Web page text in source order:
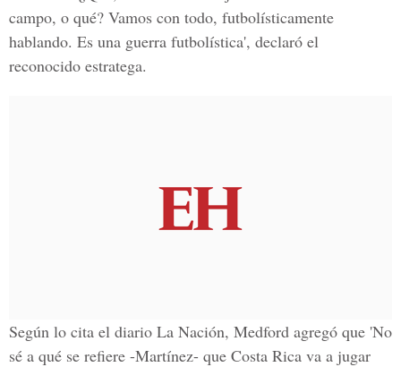
campo, o qué? Vamos con todo, futbolísticamente
hablando. Es una guerra futbolística', declaró el
reconocido estratega.
Según lo cita el diario La Nación, Medford agregó que 'No
sé a qué se refiere -Martínez- que Costa Rica va a jugar